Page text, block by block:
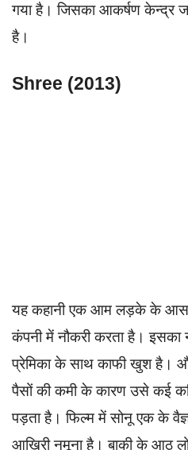
गया है। जिसका आकर्षण केन्द्र
है।
Shree (2013)
यह कहानी एक आम लड़के के
कंपनी में नौकरी करता है। इसका
प्रेमिका के साथ काफी खुश है।
पैसों की कमी के कारण उसे कई
पड़ता है। फिल्म में सोनू एक के
आखिरी नमूना है। बाकी के आठ